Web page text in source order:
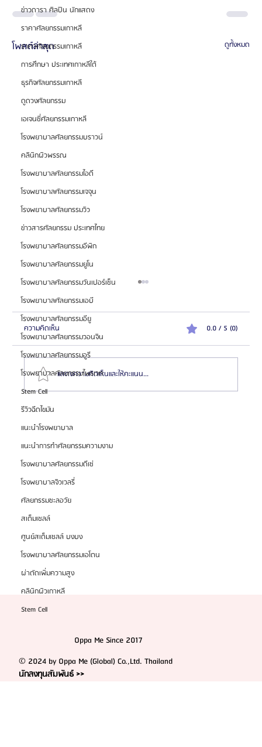
ข่าวดารา ศิลปิน นักแสดง
ราคาศัลยกรรมเกาหลี
ราคาศัลยกรรมเกาหลี
การศึกษา ประเทศเกาหลีใต้
ธุรกิจศัลยกรรมเกาหลี
ดูดวงศัลยกรรม
เอเจนซี่ศัลยกรรมเกาหลี
โรงพยาบาลศัลยกรรมบราวน์
คลินิกผิวพรรณ
โรงพยาบาลศัลยกรรมไอดี
โรงพยาบาลศัลยกรรมเจจุน
โรงพยาบาลศัลยกรรมวิว
ข่าวสารศัลยกรรม ประเทศไทย
โรงพยาบาลศัลยกรรมอีพิก
โรงพยาบาลศัลยกรรมยูโน
โรงพยาบาลศัลยกรรมวันเปอร์เซ็น
โรงพยาบาลศัลยกรรมเอบี
โรงพยาบาลศัลยกรรมอียู
โรงพยาบาลศัลยกรรมวอนจิน
โรงพยาบาลศัลยกรรมอูรี
โรงพยาบาลศัลยกรรมไพรเวท
Stem Cell
รีวิวฉีดไขมัน
แนะนำโรงพยาบาล
แนะนำการทำศัลยกรรมความงาม
โรงพยาบาลศัลยกรรมดีเซ่
โรงพยาบาลจิวเวลรี่
ศัลยกรรมชะลอวัย
สเต็มเซลล์
ศูนย์สเต็มเซลล์ บงบง
โรงพยาบาลศัลยกรรมเอโตน
ผ่าตัดเพิ่มความสูง
คลินิกผิวเกาหลี
Stem Cell
โพสต์ล่าสุด ดูทั้งหมด
“ผ่าตัดขากรรไกร” ที่ถูกพูดถึงมากในวงการ
ความคิดเห็น 0.0 / 5 (0)
แสดงความคิดเห็นและให้คะแนน...
Oppa Me Since 2017
© 2024 by Oppa Me (Global) Co.,Ltd. Thailand
นักลงทุนสัมพันธ์ >>